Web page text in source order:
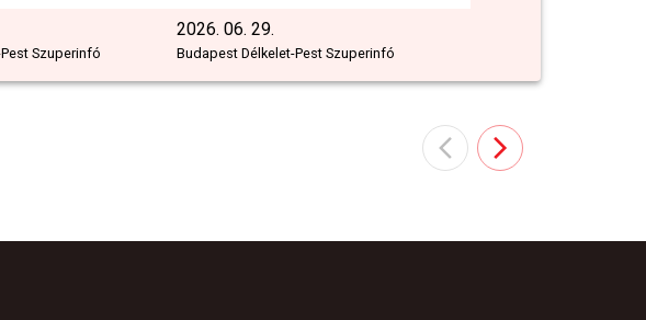
Szuperinfó
2026. 06. 29.
Budapest Délkelet-Pest Szuperinfó